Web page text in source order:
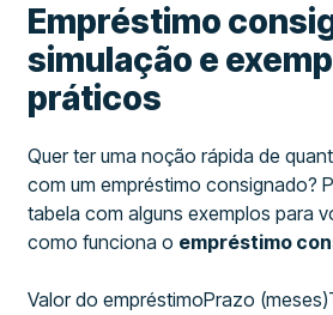
Empréstimo
simulação e
práticos
Quer ter uma noção rápida de
com um empréstimo consignado?
tabela com alguns exemplos para
como funciona o empréstimo
Valor do empréstimoPrazo